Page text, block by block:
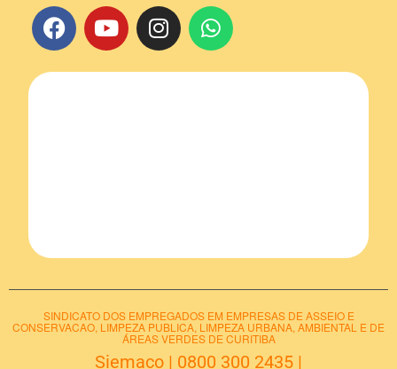
SINDICATO DOS EMPREGADOS EM EMPRESAS DE ASSEIO E
CONSERVACAO, LIMPEZA PUBLICA, LIMPEZA URBANA, AMBIENTAL E DE
ÁREAS VERDES DE CURITIBA
Siemaco | 0800 300 2435 |